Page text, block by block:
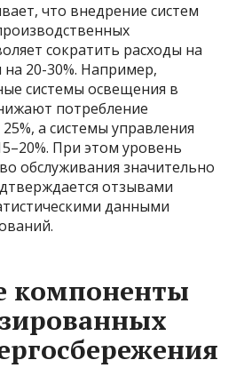
что внедрение систем
сократить расходы на
20-30%. Например,
системы освещения в
потребление
а системы управления
При этом уровень
обслуживания значительно
отзывами
данными
компоненты